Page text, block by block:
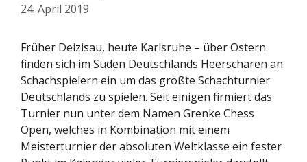
24. April 2019
Früher Deizisau, heute Karlsruhe – über Ostern
finden sich im Süden Deutschlands Heerscharen an
Schachspielern ein um das größte Schachturnier
Deutschlands zu spielen. Seit einigen firmiert das
Turnier nun unter dem Namen Grenke Chess
Open, welches in Kombination mit einem
Meisterturnier der absoluten Weltklasse ein fester